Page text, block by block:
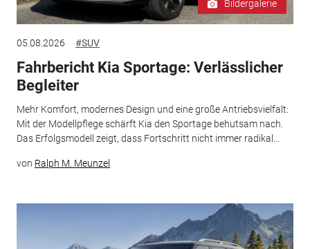
Bildergalerie
05.08.2026 #SUV
Fahrbericht Kia Sportage: Verlässlicher
Begleiter
Mehr Komfort, modernes Design und eine große Antriebsvielfalt:
Mit der Modellpflege schärft Kia den Sportage behutsam nach.
Das Erfolgsmodell zeigt, dass Fortschritt nicht immer radikal...
von Ralph M. Meunzel